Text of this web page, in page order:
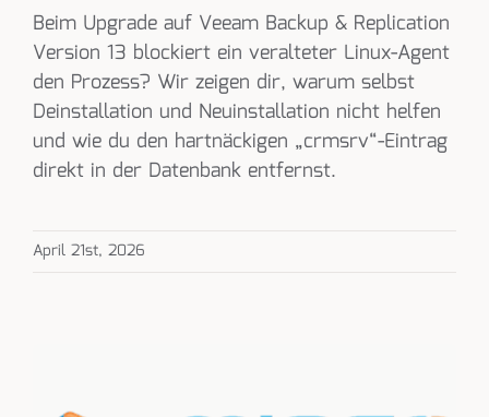
Beim Upgrade auf Veeam Backup & Replication
Version 13 blockiert ein veralteter Linux-Agent
den Prozess? Wir zeigen dir, warum selbst
Deinstallation und Neuinstallation nicht helfen
und wie du den hartnäckigen „crmsrv“-Eintrag
direkt in der Datenbank entfernst.
April 21st, 2026